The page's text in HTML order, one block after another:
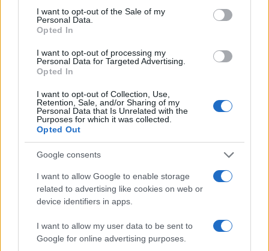
consent section.
I want to opt-out of the Sale of my
Personal Data.
Opted In
I want to opt-out of processing my
Personal Data for Targeted Advertising.
Opted In
I want to opt-out of Collection, Use,
Retention, Sale, and/or Sharing of my
Personal Data that Is Unrelated with the
Purposes for which it was collected.
Opted Out
Google consents
I want to allow Google to enable storage
related to advertising like cookies on web or
device identifiers in apps.
I want to allow my user data to be sent to
Google for online advertising purposes.
αποχρώσεις στη διακόσμηση
κρούστα
Ιδέες για διακόσμηση σπιτιού που
κάνουν τον χώρο πιο όμορφο και πιο
«δικό σας»